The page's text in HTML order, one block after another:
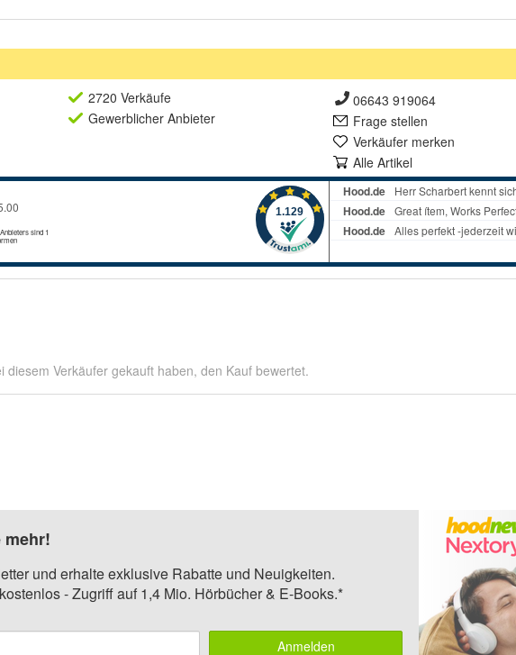
2720 Verkäufe
Gewerblicher Anbieter
06643 919064
Frage stellen
Verkäufer merken
Alle Artikel
diesem Verkäufer gekauft haben, den Kauf bewertet.
mehr!
und erhalte exklusive Rabatte und Neuigkeiten.
- Zugriff auf 1,4 Mio. Hörbücher & E-Books.*
Anmelden